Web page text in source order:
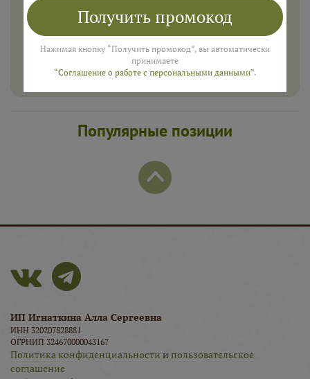
ПОЛУЧИТЬ
Популярные позиции
ИП Игнаткина Алла Сергеевна
ИНН 320207828881
ОГРНИП 324670000043167
Политика конфиденциальности и пользовательское
соглашение
Получить промокод
Нажимая кнопку “Получить промокод”, вы автоматически
принимаете
“Соглашение о работе с персональными данными”.